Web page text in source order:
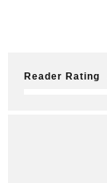
Reader Rating